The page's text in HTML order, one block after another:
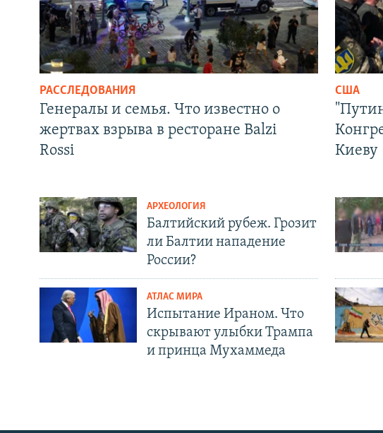
РАССЛЕДОВАНИЯ
Генералы и семья. Что известно о
жертвах взрыва в ресторане Balzi
Rossi
США
Киеву
АРХЕОЛОГИЯ
Балтийский рубеж. Грозит
ли Балтии нападение
России?
АТЛАС МИРА
Испытание Ираном. Что
скрывают улыбки Трампа
и принца Мухаммеда